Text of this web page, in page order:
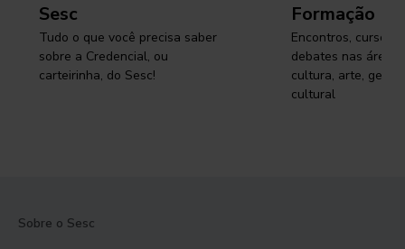
Sesc
Tudo o que você precisa saber
sobre a Credencial, ou
carteirinha, do Sesc!
Formação
Encontros, cursos,
debates nas áreas
cultura, arte,
cultural
Sobre o Sesc